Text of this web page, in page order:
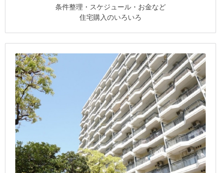
条件整理・スケジュール・お金など
住宅購入のいろいろ